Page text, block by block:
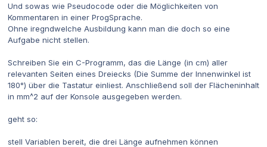
Und sowas wie Pseudocode oder die Möglichkeiten von
Kommentaren in einer ProgSprache.
Ohne iregndwelche Ausbildung kann man die doch so eine
Aufgabe nicht stellen.
Schreiben Sie ein C-Programm, das die Länge (in cm) aller
relevanten Seiten eines Dreiecks (Die Summe der Innenwinkel ist
180°) über die Tastatur einliest. Anschließend soll der Flächeninhalt
in mm^2 auf der Konsole ausgegeben werden.
geht so:
stell Variablen bereit, die drei Länge aufnehmen können